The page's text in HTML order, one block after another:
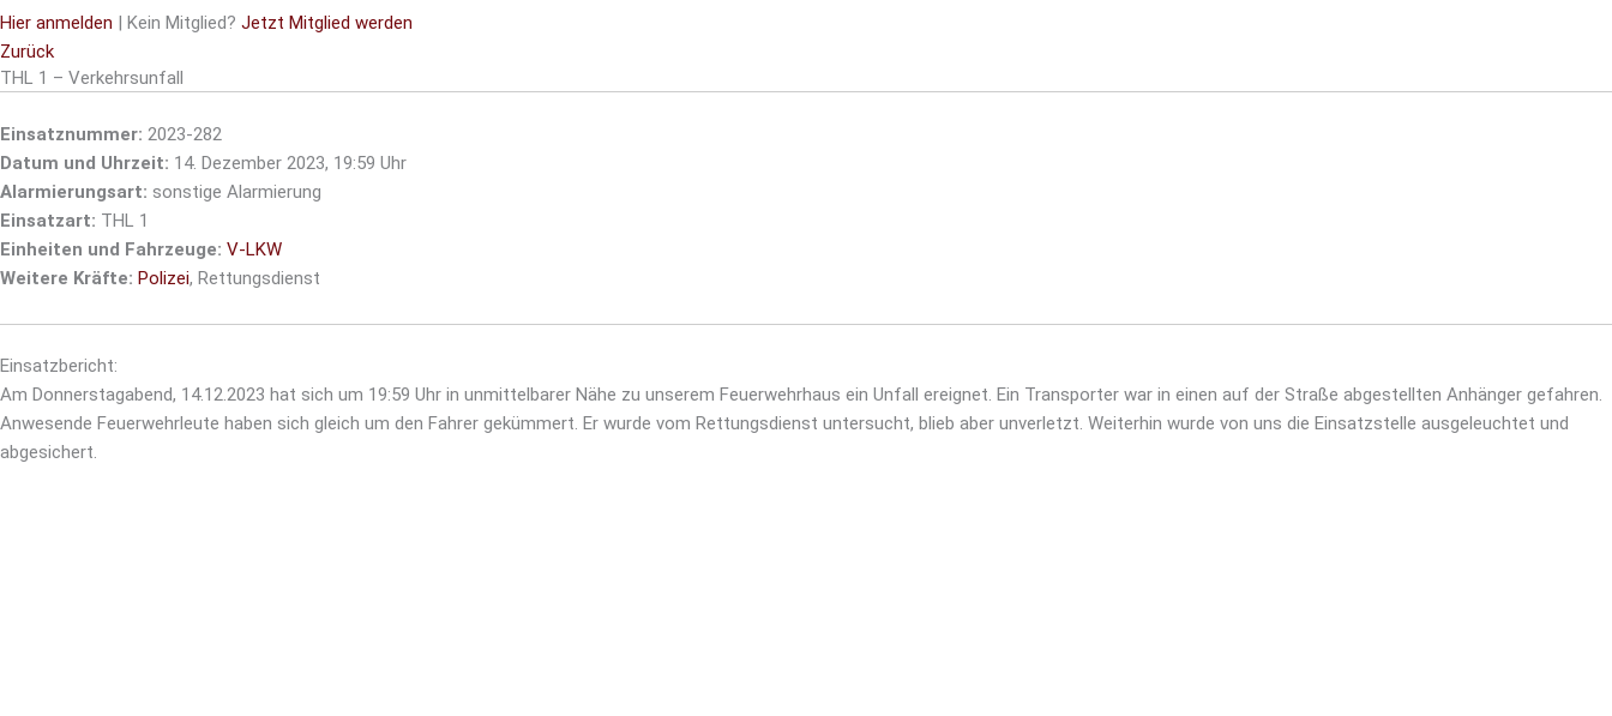
Hier anmelden | Kein Mitglied? Jetzt Mitglied werden
Zurück
THL 1 – Verkehrsunfall
Einsatznummer: 2023-282
Datum und Uhrzeit: 14. Dezember 2023, 19:59 Uhr
Alarmierungsart: sonstige Alarmierung
Einsatzart: THL 1
Einheiten und Fahrzeuge: V-LKW
Weitere Kräfte: Polizei, Rettungsdienst
Einsatzbericht:
Am Donnerstagabend, 14.12.2023 hat sich um 19:59 Uhr in unmittelbarer Nähe zu unserem Feuerwehrhaus ein Unfall ereignet. Ein Transporter war in einen auf der Straße abgestellten Anhänger gefahren.
Anwesende Feuerwehrleute haben sich gleich um den Fahrer gekümmert. Er wurde vom Rettungsdienst untersucht, blieb aber unverletzt. Weiterhin wurde von uns die Einsatzstelle ausgeleuchtet und
abgesichert.